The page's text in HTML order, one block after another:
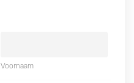
Voornaam